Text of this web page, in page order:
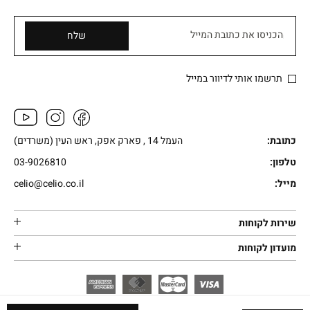
הכניסו את כתובת המייל שלח
תרשמו אותי לדיוור במייל
כתובת:
העמל 14 , פארק אפק, ראש העין (משרדים)
טלפון:
03-9026810
מייל:
celio@celio.co.il
שירות לקוחות
מועדון לקוחות